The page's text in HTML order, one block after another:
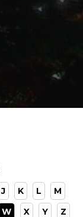
J K L
M
W X Y Z